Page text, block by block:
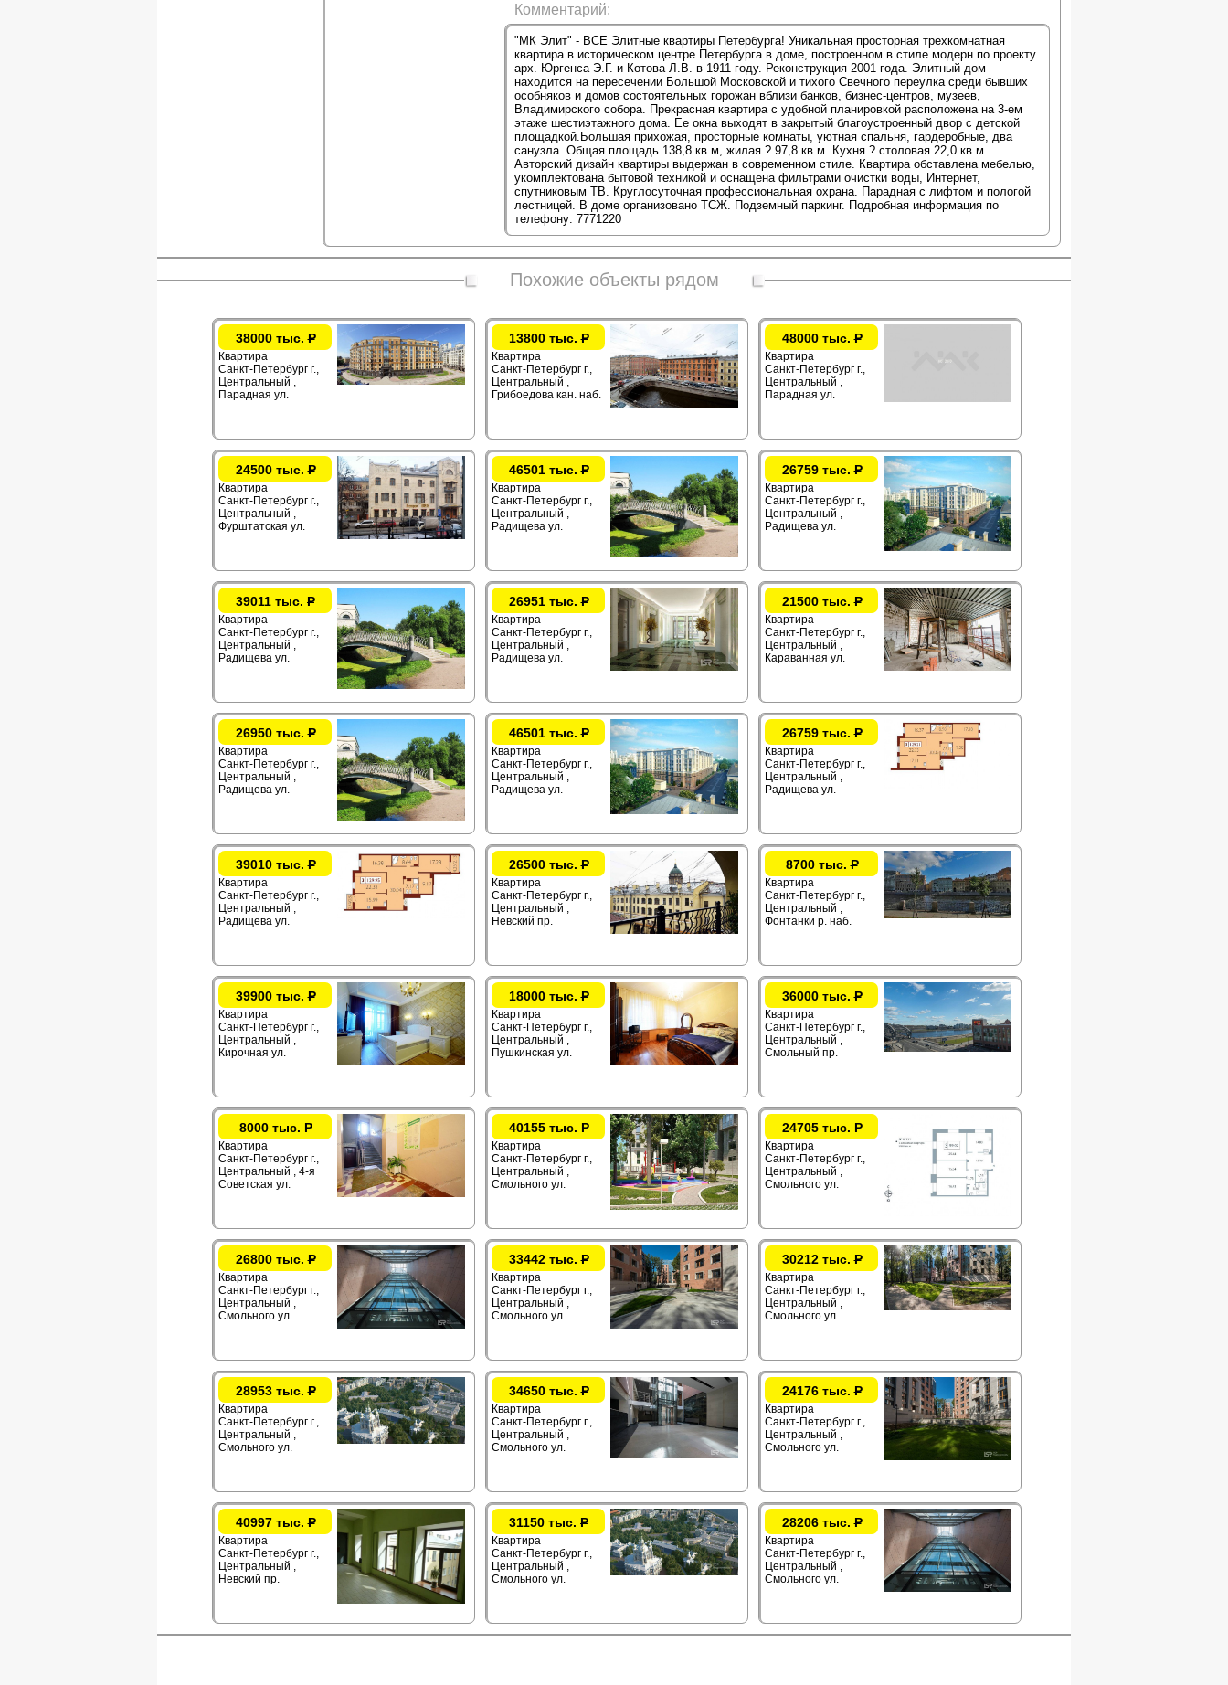
"МК Элит" - ВСЕ Элитные квартиры Петербурга! Уникальная просторная трехкомнатная
квартира в историческом центре Петербурга в доме, построенном в стиле модерн по проекту
арх. Юргенса Э.Г. и Котова Л.В. в 1911 году. Реконструкция 2001 года. Элитный дом
находится на пересечении Большой Московской и тихого Свечного переулка среди бывших
особняков и домов состоятельных горожан вблизи банков, бизнес-центров, музеев,
Владимирского собора. Прекрасная квартира с удобной планировкой расположена на 3-ем
этаже шестиэтажного дома. Ее окна выходят в закрытый благоустроенный двор с детской
площадкой.Большая прихожая, просторные комнаты, уютная спальня, гардеробные, два
санузла. Общая площадь 138,8 кв.м, жилая ? 97,8 кв.м. Кухня ? столовая 22,0 кв.м.
Авторский дизайн квартиры выдержан в современном стиле. Квартира обставлена мебелью,
укомплектована бытовой техникой и оснащена фильтрами очистки воды, Интернет,
спутниковым ТВ. Круглосуточная профессиональная охрана. Парадная с лифтом и пологой
лестницей. В доме организовано ТСЖ. Подземный паркинг. Подробная информация по
телефону: 7771220
Комментарий:
Похожие объекты рядом
38000 тыс.Р
Квартира
Санкт-Петербург г.,
Центральный ,
Парадная ул.
13800 тыс.Р
Квартира
Санкт-Петербург г.,
Центральный ,
Грибоедова кан. наб.
48000 тыс.Р
Квартира
Санкт-Петербург г.,
Центральный ,
Парадная ул.
24500 тыс.Р
Квартира
Санкт-Петербург г.,
Центральный ,
Фурштатская ул.
46501 тыс.Р
Квартира
Санкт-Петербург г.,
Центральный ,
Радищева ул.
26759 тыс.Р
Квартира
Санкт-Петербург г.,
Центральный ,
Радищева ул.
39011 тыс. Р
Квартира
Санкт-Петербург г.,
Центральный ,
Радищева ул.
26951 тыс.Р
Квартира
Санкт-Петербург г.,
Центральный ,
Радищева ул.
21500 тыс.Р
Квартира
Санкт-Петербург г.,
Центральный ,
Караванная ул.
26950 тыс.Р
Квартира
Санкт-Петербург г.,
Центральный ,
Радищева ул.
46501 тыс.Р
Квартира
Санкт-Петербург г.,
Центральный ,
Радищева ул.
26759 тыс.Р
Квартира
Санкт-Петербург г.,
Центральный ,
Радищева ул.
39010 тыс.Р
Квартира
Санкт-Петербург г.,
Центральный ,
Радищева ул.
26500 тыс.Р
Квартира
Санкт-Петербург г.,
Центральный ,
Невский пр.
8700 тыс.Р
Квартира
Санкт-Петербург г.,
Центральный ,
Фонтанки р. наб.
39900 тыс.Р
Квартира
Санкт-Петербург г.,
Центральный ,
Кирочная ул.
18000 тыс.Р
Квартира
Санкт-Петербург г.,
Центральный ,
Пушкинская ул.
36000 тыс.Р
Квартира
Санкт-Петербург г.,
Центральный ,
Смольный пр.
8000 тыс.Р
Квартира
Санкт-Петербург г.,
Центральный , 4-я
Советская ул.
40155 тыс.Р
Квартира
Санкт-Петербург г.,
Центральный ,
Смольного ул.
24705 тыс.Р
Квартира
Санкт-Петербург г.,
Центральный ,
Смольного ул.
26800 тыс.Р
Квартира
Санкт-Петербург г.,
Центральный ,
Смольного ул.
33442 тыс.Р
Квартира
Санкт-Петербург г.,
Центральный ,
Смольного ул.
30212 тыс.Р
Квартира
Санкт-Петербург г.,
Центральный ,
Смольного ул.
28953 тыс.Р
Квартира
Санкт-Петербург г.,
Центральный ,
Смольного ул.
34650 тыс.Р
Квартира
Санкт-Петербург г.,
Центральный ,
Смольного ул.
24176 тыс.Р
Квартира
Санкт-Петербург г.,
Центральный ,
Смольного ул.
40997 тыс.Р
Квартира
Санкт-Петербург г.,
Центральный ,
Невский пр.
31150 тыс. Р
Квартира
Санкт-Петербург г.,
Центральный ,
Смольного ул.
28206 тыс.Р
Квартира
Санкт-Петербург г.,
Центральный ,
Смольного ул.